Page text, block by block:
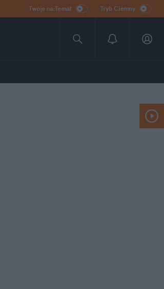
Twoje na:Temat Tryb Ciemny